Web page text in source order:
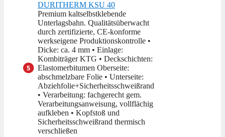
DURITHERM KSU 40
Premium kaltselbstklebende
Unterlagsbahn. Qualitätsüberwacht
durch zertifizierte, CE-konforme
werkseigene Produktionskontrolle •
Dicke: ca. 4 mm • Einlage:
Kombiträger KTG • Deckschichten:
Elastomerbitumen Oberseite:
abschmelzbare Folie • Unterseite:
Abziehfolie+Sicherheitsschweißrand
• Verarbeitung: fachgerecht gem.
Verarbeitungsanweisung, vollflächig
aufkleben • Kopfstoß und
Sicherheitsschweißrand thermisch
verschließen